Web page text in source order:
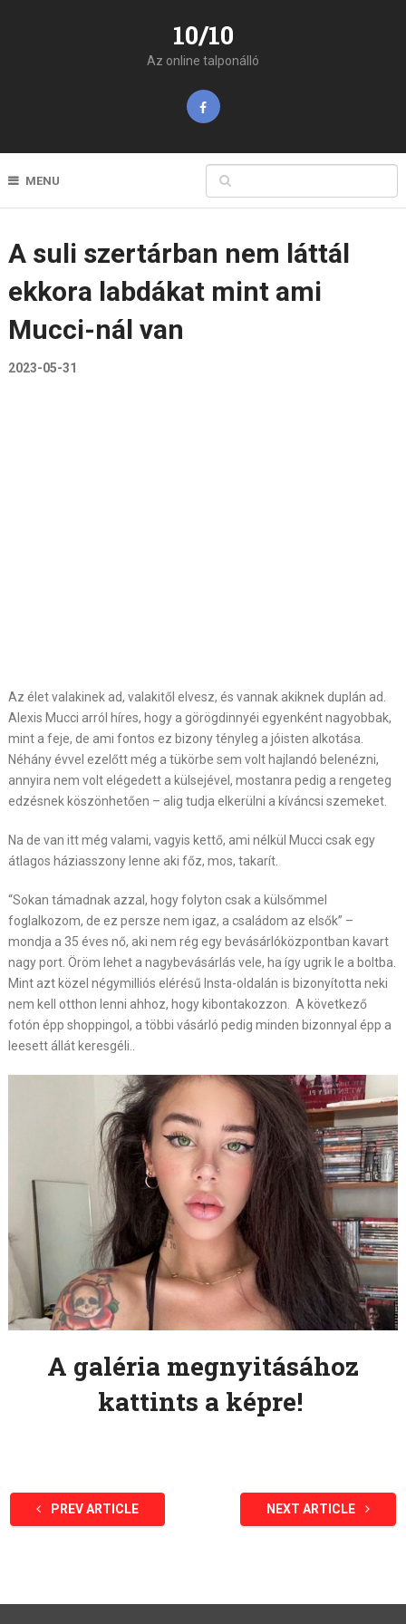
10/10
Az online talponálló
MENU
A suli szertárban nem láttál
ekkora labdákat mint ami
Mucci-nál van
2023-05-31
Az élet valakinek ad, valakitől elvesz, és vannak akiknek duplán ad.
Alexis Mucci arról híres, hogy a görögdinnyéi egyenként nagyobbak,
mint a feje, de ami fontos ez bizony tényleg a jóisten alkotása.
Néhány évvel ezelőtt még a tükörbe sem volt hajlandó belenézni,
annyira nem volt elégedett a külsejével, mostanra pedig a rengeteg
edzésnek köszönhetően – alig tudja elkerülni a kíváncsi szemeket.
Na de van itt még valami, vagyis kettő, ami nélkül Mucci csak egy
átlagos háziasszony lenne aki főz, mos, takarít.
“Sokan támadnak azzal, hogy folyton csak a külsőmmel
foglalkozom, de ez persze nem igaz, a családom az elsők” –
mondja a 35 éves nő, aki nem rég egy bevásárlóközpontban kavart
nagy port. Öröm lehet a nagybevásárlás vele, ha így ugrik le a boltba.
Mint azt közel négymilliós elérésű Insta-oldalán is bizonyította neki
nem kell otthon lenni ahhoz, hogy kibontakozzon. A következő
fotón épp shoppingol, a többi vásárló pedig minden bizonnyal épp a
leesett állát keresgéli..
A galéria megnyitásához
kattints a képre!
PREV ARTICLE NEXT ARTICLE